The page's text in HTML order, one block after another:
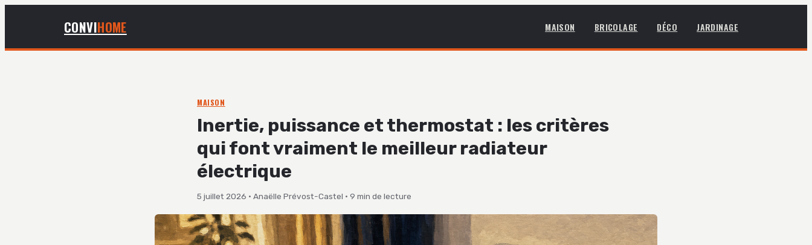
CONVIHOME MAISON BRICOLAGE DÉCO JARDINAGE
MAISON
Inertie, puissance et thermostat : les critères
qui font vraiment le meilleur radiateur
électrique
5 juillet 2026 · Anaëlle Prévost-Castel · 9 min de lecture